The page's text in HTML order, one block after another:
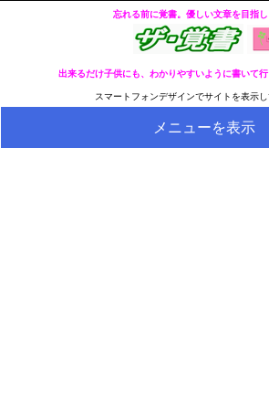
忘れる前に覚書。優しい文章を目指し
出来るだけ子供にも、わかりやすいように書いて行
スマートフォンデザインでサイトを表示し
メニューを表示